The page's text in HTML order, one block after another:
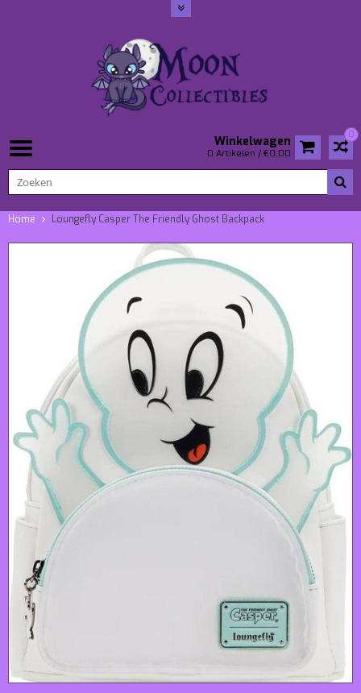
0
Winkelwagen
0 Artikelen / €0,00
Home Loungefly Casper The Friendly Ghost Backpack